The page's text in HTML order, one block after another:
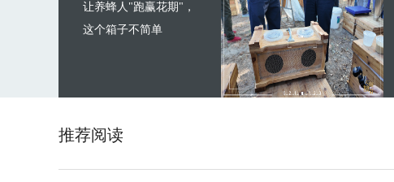
让养蜂人"跑赢花期"，
这个箱子不简单
推荐阅读